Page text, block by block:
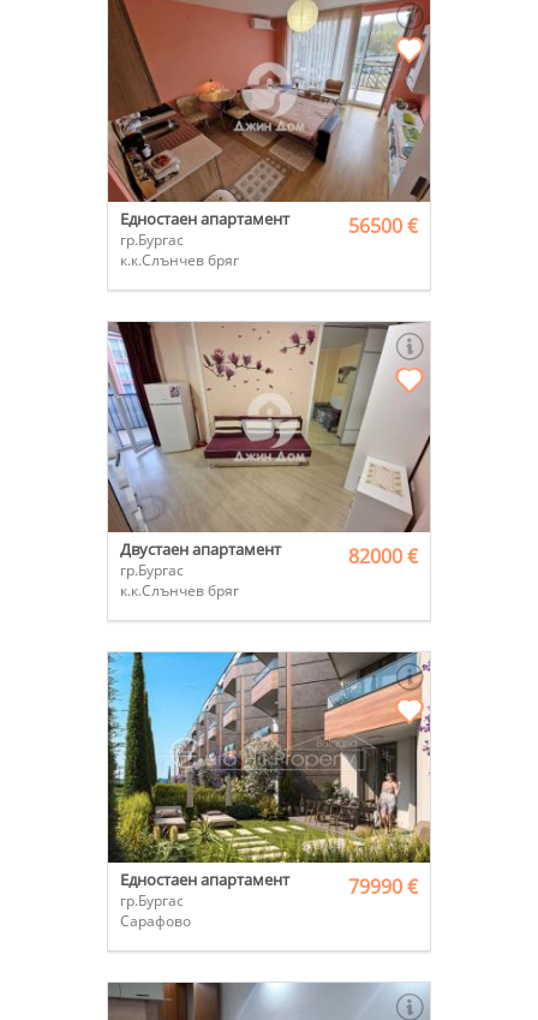
Едностаен апартамент
гр.Бургас
к.к.Слънчев бряг
56500 €
Двустаен апартамент
гр.Бургас
к.к.Слънчев бряг
82000 €
Едностаен апартамент
гр.Бургас
Сарафово
79990 €